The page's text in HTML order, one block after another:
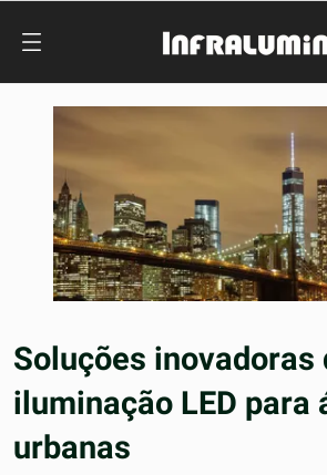
Soluções inovadoras
iluminação LED para
urbanas